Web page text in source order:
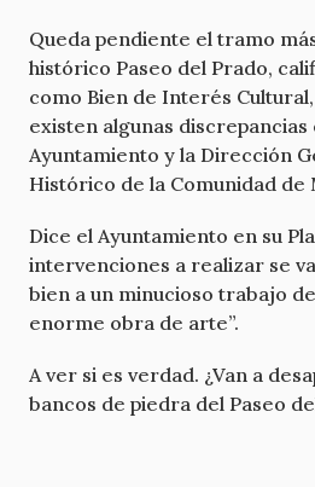
Queda pendiente el tramo
histórico Paseo del Prado,
como Bien de Interés
existen algunas
Ayuntamiento y la Dirección
Histórico de la Comunidad de
Dice el Ayuntamiento en su
intervenciones a realizar se
bien a un minucioso trabajo
enorme obra de arte”.
A ver si es verdad. ¿Van a
bancos de piedra del Paseo